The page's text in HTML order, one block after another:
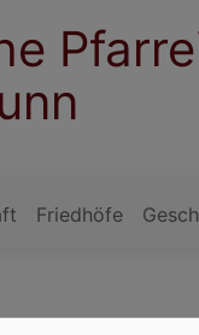
Friedhöfe